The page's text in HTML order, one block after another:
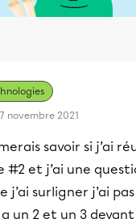
novembre 2021
savoir si j’ai
#2 et j’ai une
j’ai surligner j’ai
un 2 et un 3 devant